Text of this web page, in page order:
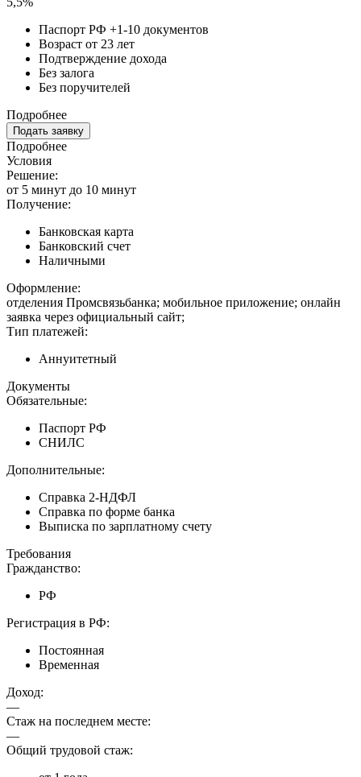
Паспорт РФ +1-10 документов
Возраст от 23 лет
Подтверждение дохода
Без залога
Без поручителей
Подробнее
Подать заявку
Подробнее
Условия
Решение:
от 5 минут до 10 минут
Получение:
Банковская карта
Банковский счет
Наличными
Оформление:
отделения Промсвязьбанка; мобильное приложение; онлайн
заявка через официальный сайт;
Тип платежей:
Аннуитетный
Документы
Обязательные:
Паспорт РФ
СНИЛС
Дополнительные:
Справка 2-НДФЛ
Справка по форме банка
Выписка по зарплатному счету
Требования
Гражданство:
РФ
Регистрация в РФ:
Постоянная
Временная
Доход:
—
Стаж на последнем месте:
—
Общий трудовой стаж: